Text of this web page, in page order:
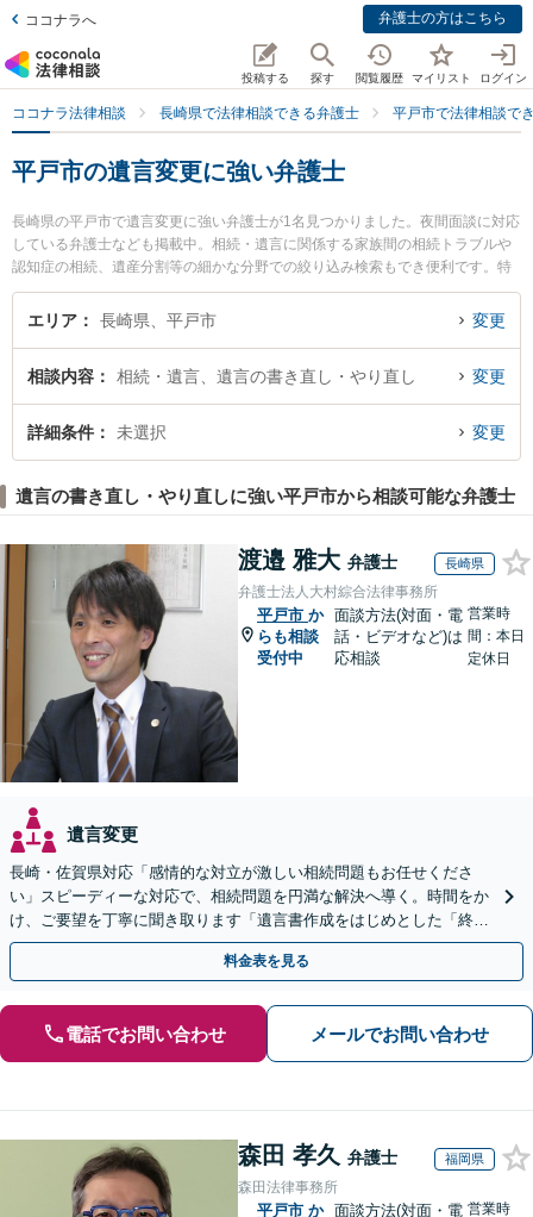
ココナラへ 弁護士の方はこちら
投稿する 探す 閲覧履歴 マイリスト ログイン
ココナラ法律相談 長崎県で法律相談できる弁護士 平戸市で法律相談で
平戸市の遺言変更に強い弁護士
長崎県の平戸市で遺言変更に強い弁護士が1名見つかりました。夜間面談に対応
している弁護士なども掲載中。相続・遺言に関係する家族間の相続トラブルや
認知症の相続、遺産分割等の細かな分野での絞り込み検索もでき便利です。特
に飛鸞ひまわり基金法律事務所の小林 洋介弁護士のプロフィール情報や弁護士
費用、強みなどが注目されています。『平戸市で土日や夜間に発生した遺言変
きる平戸市内の弁護士に相談予約したい』などでお困りの相談者さんにおすす
めです。
エリア 長崎県、平戸市 変更
相談内容 相続・遺言、遺言の書き直し・やり直し 変更
詳細条件 未選択 変更
遺言の書き直し・やり直しに強い平戸市から相談可能な弁護士
渡邉 雅大 弁護士 長崎県
弁護士法人大村綜合法律事務所
平戸市 か
らも相談
受付中
面談方法(対面・電
話・ビデオなど)は
応相談
営業時
間：本日
定休日
遺言変更
長崎・佐賀県対応「感情的な対立が激しい相続問題もお任せくださ
い」スピーディーな対応で、相続問題を円満な解決へ導く。時間をか
け、ご要望を丁寧に聞き取ります「遺言書作成をはじめとした「終
活」もサポート」【バリアフリー】【完全個室対応】
料金表を見る
電話でお問い合わせ メールでお問い合わせ
森田 孝久 弁護士 福岡県
森田法律事務所
平戸市 か 面談方法(対面・電 営業時